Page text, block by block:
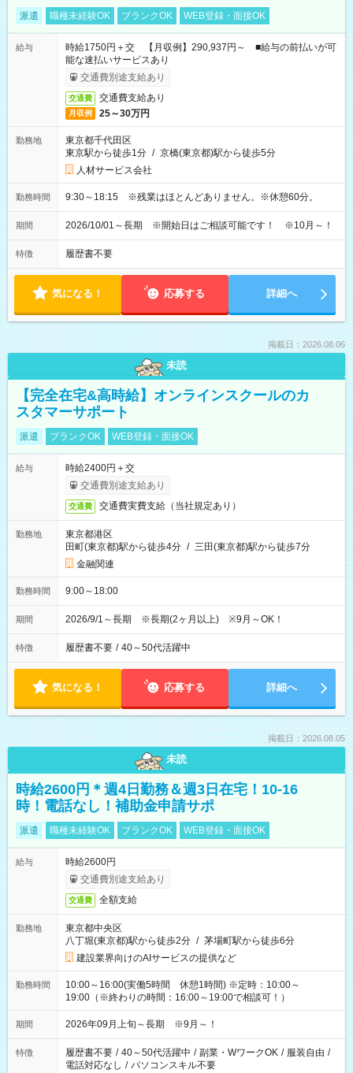
派遣 職種未経験OK ブランクOK WEB登録・面接OK
給与
時給1750円＋交 【月収例】290,937円～ ■給与の前払いが可
能な速払いサービスあり
交通費別途支給あり
交通費 交通費支給あり
月収例 25～30万円
勤務地
東京都千代田区
東京駅から徒歩1分 / 京橋(東京都)駅から徒歩5分
人材サービス会社
勤務時間 9:30～18:15 ※残業はほとんどありません。※休憩60分。
期間 2026/10/01～長期 ※開始日はご相談可能です！ ※10月～！
特徴 履歴書不要
気になる！ 応募する 詳細へ
掲載日：2026.08.06
未読
【完全在宅&高時給】オンラインスクールのカ
スタマーサポート
派遣 ブランクOK WEB登録・面接OK
給与
時給2400円＋交
交通費別途支給あり
交通費 交通費実費支給（当社規定あり）
勤務地
東京都港区
田町(東京都)駅から徒歩4分 / 三田(東京都)駅から徒歩7分
金融関連
勤務時間 9:00～18:00
期間 2026/9/1～長期 ※長期(2ヶ月以上) ※9月～OK！
特徴 履歴書不要 / 40～50代活躍中
気になる！ 応募する 詳細へ
掲載日：2026.08.05
未読
時給2600円＊週4日勤務＆週3日在宅！10-16
時！電話なし！補助金申請サポ
派遣 職種未経験OK ブランクOK WEB登録・面接OK
給与
時給2600円
交通費別途支給あり
交通費 全額支給
勤務地
東京都中央区
八丁堀(東京都)駅から徒歩2分 / 茅場町駅から徒歩6分
建設業界向けのAIサービスの提供など
勤務時間
10:00～16:00(実働5時間 休憩1時間) ※定時：10:00～
19:00（※終わりの時間：16:00～19:00で相談可！）
期間 2026年09月上旬～長期 ※9月～！
特徴 履歴書不要 / 40～50代活躍中 / 副業・WワークOK / 服装自由 /
電話対応なし / パソコンスキル不要